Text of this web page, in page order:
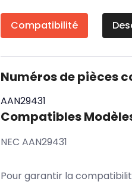
Compatibilité
Numéros de pièces
AAN29431
Compatibles
NEC AAN29431
Pour garantir la